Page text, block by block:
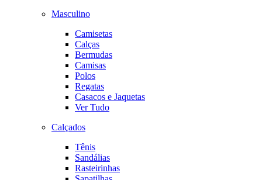
Masculino
Camisetas
Calças
Bermudas
Camisas
Polos
Regatas
Casacos e Jaquetas
Ver Tudo
Calçados
Tênis
Sandálias
Rasteirinhas